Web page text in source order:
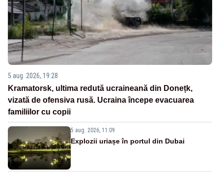
5 aug. 2026, 19:28
Kramatorsk, ultima redută ucraineană din Donețk,
vizată de ofensiva rusă. Ucraina începe evacuarea
familiilor cu copii
5 aug. 2026, 11:09
Explozii uriașe în portul din Dubai